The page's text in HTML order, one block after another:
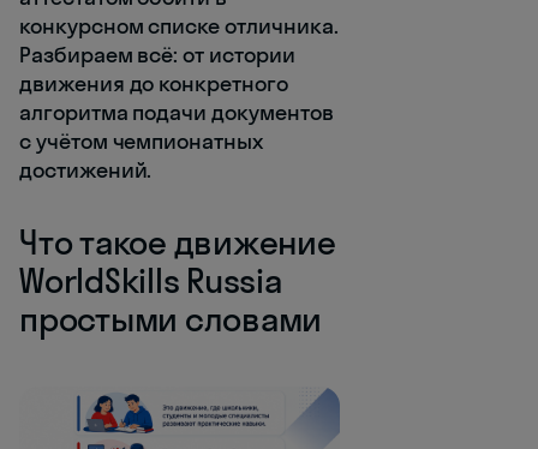
конкурсном списке отличника.
Разбираем всё: от истории
движения до конкретного
алгоритма подачи документов
с учётом чемпионатных
достижений.
Что такое движение
WorldSkills Russia
простыми словами